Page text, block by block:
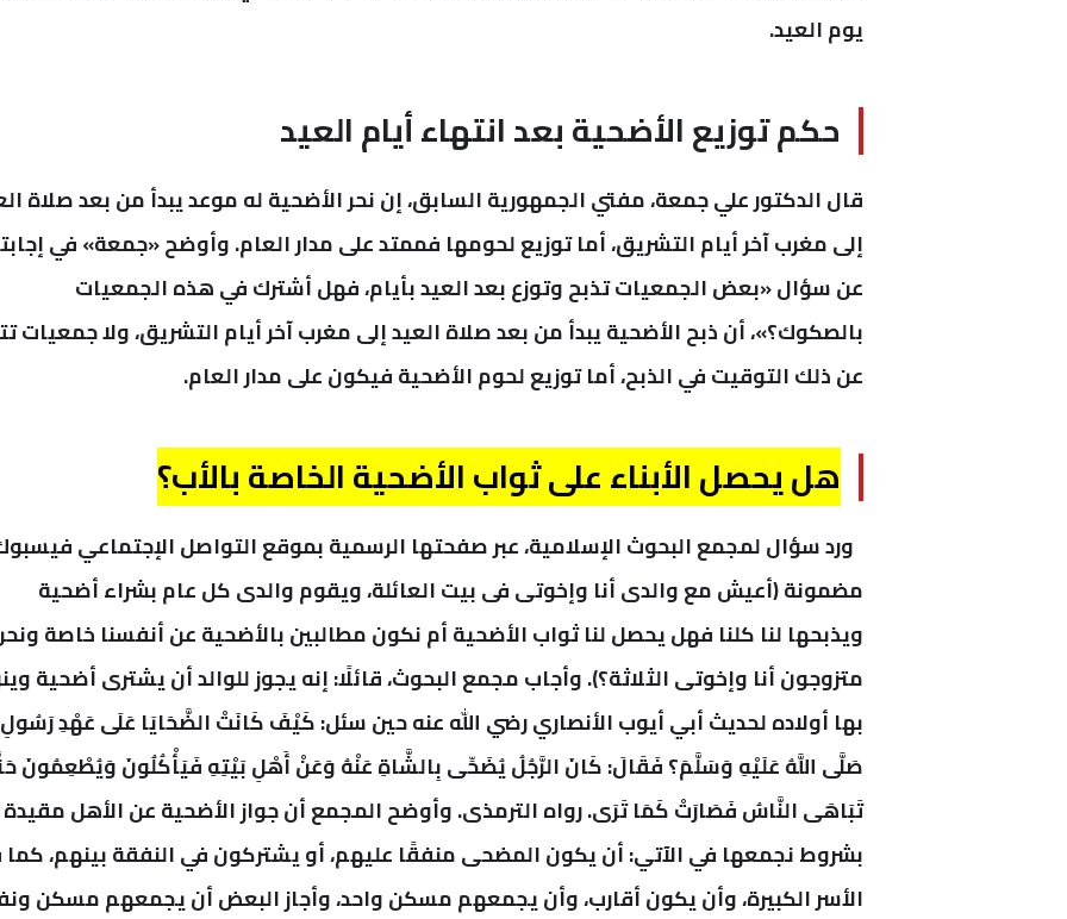
يوم العيد.
حكم توزيع الأضحية بعد انتهاء أيام العيد
قال الدكتور علي جمعة، مفتي الجمهورية السابق، إن نحر الأضحية له موعد يبدأ من بعد صلاة
إلى مغرب آخر أيام التشريق، أما توزيع لحومها فممتد على مدار العام.وأوضح «جمعة» في
عن سؤال «بعض الجمعيات تذبح وتوزع بعد العيد بأيام، فهل أشترك في هذه الجمعيات
بالصكوك؟»، أن ذبح الأضحية يبدأ من بعد صلاة العيد إلى مغرب آخر أيام التشريق، ولا جمعيات
عن ذلك التوقيت في الذبح، أما توزيع لحوم الأضحية فيكون على مدار العام.
هل يحصل الأبناء على ثواب الأضحية الخاصة بالأب؟
ورد سؤال لمجمع البحوث الإسلامية، عبر صفحتها الرسمية بموقع التواصل الإجتماعي
مضمونة (أعيش مع والدى أنا وإخوتى فى بيت العائلة، ويقوم والدى كل عام بشراء أضحية
ويذبحها لنا كلنا فهل يحصل لنا ثواب الأضحية أم نكون مطالبين بالأضحية عن أنفسنا خاصة
متزوجون أنا وإخوتى الثلاثة؟).وأجاب مجمع البحوث، قائلًا: إنه يجوز للوالد أن يشترى أضحية
بها أولاده لحديث أبي أيوب الأنصاري رضي الله عنه حين سئل: كَيْفَ كَانَتْ الضَّحَايَا عَلَى عَهْدِ رَسُولِ
صَلَّى اللَّهُ عَلَيْهِ وَسَلَّمَ؟ فَقَالَ: كَانَ الرَّجُلُ يُضَحِّى بِالشَّاةِ عَنْهُ وَعَنْ أَهْلِ بَيْتِهِ فَيَأْكُلُونَ وَيُطْعِمُونَ
تَبَاهَى النَّاسُ فَصَارَتْ كَمَا تَرَى. رواه الترمذى.وأوضح المجمع أن جواز الأضحية عن الأهل مقيدة
بشروط نجمعها في الآتي: أن يكون المضحى منفقًا عليهم، أو يشتركون في النفقة بينهم،
الأسر الكبيرة، وأن يكون أقارب، وأن يجمعهم مسكن واحد، وأجاز البعض أن يجمعهم مسكن